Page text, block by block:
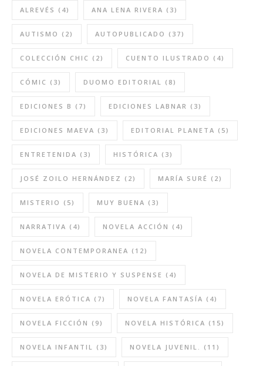
ALREVÉS (4) ANA LENA RIVERA (3)
AUTISMO (2) AUTOPUBLICADO (37)
COLECCIÓN CHIC (2) CUENTO ILUSTRADO (4)
CÓMIC (3) DUOMO EDITORIAL (8)
EDICIONES B (7) EDICIONES LABNAR (3)
EDICIONES MAEVA (3) EDITORIAL PLANETA (5)
ENTRETENIDA (3) HISTÓRICA (3)
JOSÉ ZOILO HERNÁNDEZ (2) MARÍA SURÉ (2)
MISTERIO (5) MUY BUENA (3)
NARRATIVA (4) NOVELA ACCIÓN (4)
NOVELA CONTEMPORANEA (12)
NOVELA DE MISTERIO Y SUSPENSE (4)
NOVELA ERÓTICA (7) NOVELA FANTASÍA (4)
NOVELA FICCIÓN (9) NOVELA HISTÓRICA (15)
NOVELA INFANTIL (3) NOVELA JUVENIL. (11)